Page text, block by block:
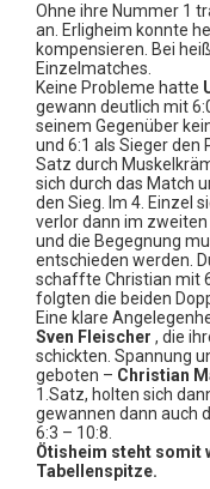
Ohne ihre Nummer 1
an. Erligheim konnte
kompensieren. Bei
Einzelmatches.
Keine Probleme hatte
gewann deutlich mit
seinem Gegenüber
und 6:1 als Sieger den
Satz durch
sich durch das Match
den Sieg. Im 4. Einzel
verlor dann im
und die Begegnung
entschieden werden.
schaffte Christian mit
folgten die beiden
Eine klare
Sven Fleischer , die
schickten. Spannung
geboten – Christian
1.Satz, holten sich
gewannen dann auch
6:3 – 10:8.
Ötisheim steht somit
Tabellenspitze.